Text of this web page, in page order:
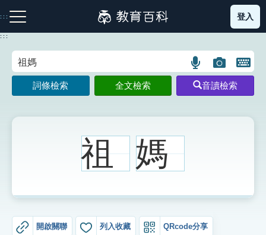
到
主
:::
注音索引圖示 筆畫索引圖示 部首索引表圖示
生字詞彙表
登入
:::
語
言
搜
圖
片
搜
開
鍵
圖
詞條檢索 全文檢索 音讀檢索
祖 媽
開啟關聯 列入收藏 QRcode分享